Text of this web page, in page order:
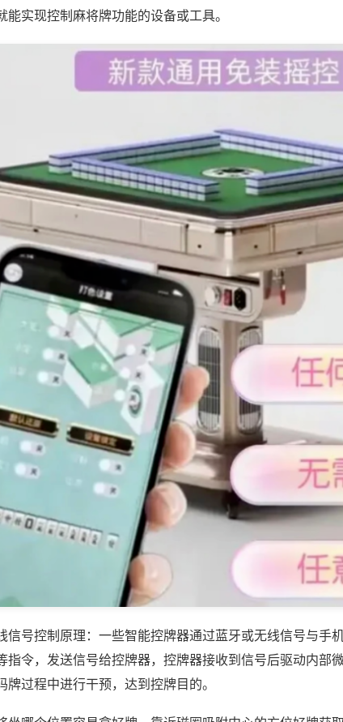
能实现控制麻将牌功能的设备或工具。
信号控制原理：一些智能控牌器通过蓝牙或无线信号与手
指令，发送信号给控牌器，控牌器接收到信号后驱动内部
牌过程中进行干预，达到控牌目的。